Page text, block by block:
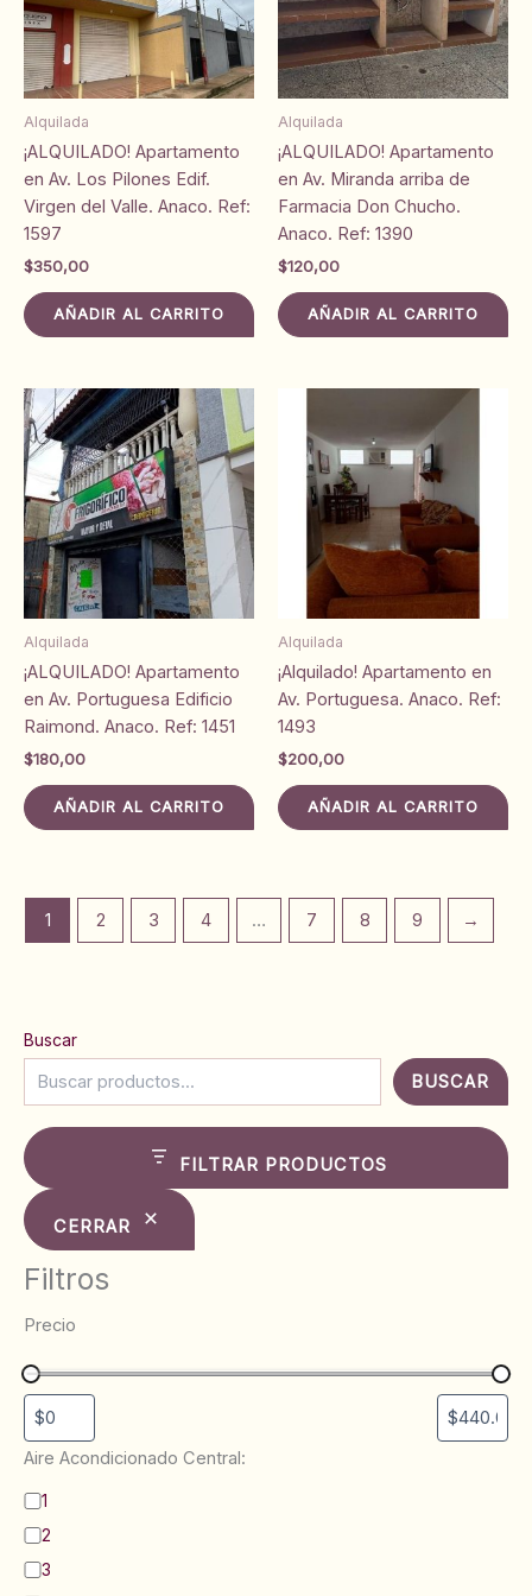
Alquilada
¡ALQUILADO! Apartamento
en Av. Los Pilones Edif.
Virgen del Valle. Anaco. Ref:
1597
$350,00
AÑADIR AL CARRITO
Alquilada
¡ALQUILADO! Apartamento
en Av. Miranda arriba de
Farmacia Don Chucho.
Anaco. Ref: 1390
$120,00
AÑADIR AL CARRITO
Alquilada
¡ALQUILADO! Apartamento
en Av. Portuguesa Edificio
Raimond. Anaco. Ref: 1451
$180,00
AÑADIR AL CARRITO
Alquilada
¡Alquilado! Apartamento en
Av. Portuguesa. Anaco. Ref:
1493
$200,00
AÑADIR AL CARRITO
1 2 3 4 … 7 8 9 →
Buscar
BUSCAR
FILTRAR PRODUCTOS
CERRAR
Filtros
Precio
Aire Acondicionado Central:
B
ñ
o
s
1
2
3